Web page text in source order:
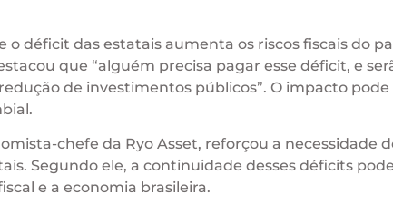
o déficit das estatais aumenta os riscos fiscais do
que “alguém precisa pagar esse déficit, e
de investimentos públicos”. O impacto
chefe da Ryo Asset, reforçou a necessidade
Segundo ele, a continuidade desses déficits
e a economia brasileira.